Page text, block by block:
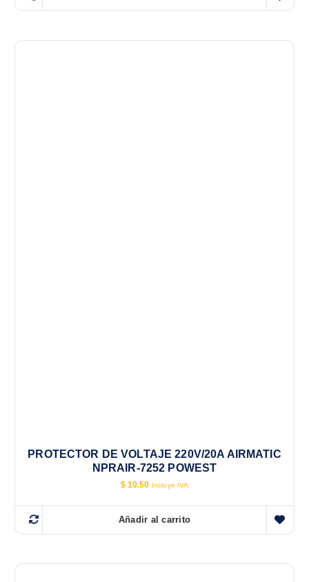
PROTECTOR DE VOLTAJE 220V/20A AIRMATIC
NPRAIR-7252 POWEST
$10.50 Incluye IVA
Añadir al carrito